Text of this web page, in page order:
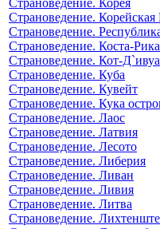
Страноведение.
Страноведение.
Страноведение. Коста-Рика
Страноведение. Кот-
Страноведение. Куба
Страноведение. Кувейт
Страноведение. Кука
Страноведение. Лаос
Страноведение. Латвия
Страноведение. Лесото
Страноведение. Либерия
Страноведение. Ливан
Страноведение. Ливия
Страноведение. Литва
Страноведение.